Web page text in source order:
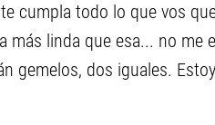
cumpla todo lo que vos
más linda que esa... no
gemelos, dos iguales.